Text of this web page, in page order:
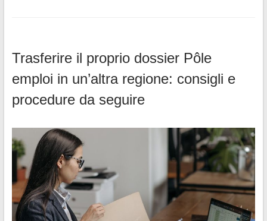
Trasferire il proprio dossier Pôle
emploi in un’altra regione: consigli e
procedure da seguire